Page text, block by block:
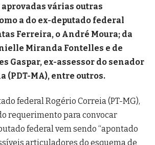
várias outras
a do ex-deputado federal
Ferreira, o André Moura; da
Miranda Fontelles e de
Gaspar, ex-assessor do senador
(PDT-MA), entre outros.
federal Rogério Correia (PT-MG),
requerimento para convocar
federal vem sendo “apontado
articuladores do esquema de